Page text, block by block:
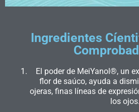
Ingredientes
El poder de MeiYanol®, un
flor de saúco, ayuda a
ojeras, finas líneas de
los ojos.